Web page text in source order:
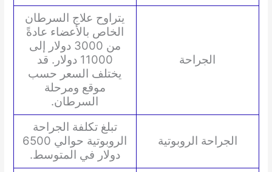
الجراحة
يتراوح علاج السرطان
الخاص بالأعضاء عادةً
من 3000 دولار إلى
11000 دولار. قد
يختلف السعر حسب
موقع ومرحلة
السرطان.
الجراحة الروبوتية
تبلغ تكلفة الجراحة
الروبوتية حوالي 6500
دولار في المتوسط.